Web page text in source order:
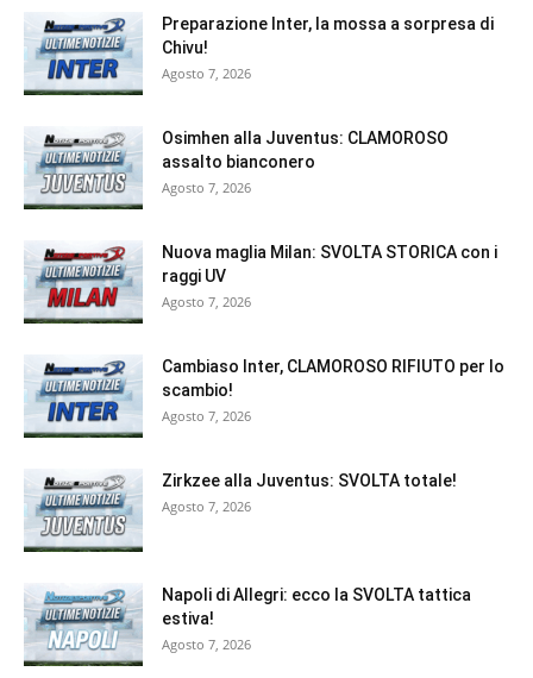
Preparazione Inter, la mossa a sorpresa di
Chivu!
Agosto 7, 2026
Osimhen alla Juventus: CLAMOROSO
assalto bianconero
Agosto 7, 2026
Nuova maglia Milan: SVOLTA STORICA con i
raggi UV
Agosto 7, 2026
Cambiaso Inter, CLAMOROSO RIFIUTO per lo
scambio!
Agosto 7, 2026
Zirkzee alla Juventus: SVOLTA totale!
Agosto 7, 2026
Napoli di Allegri: ecco la SVOLTA tattica
estiva!
Agosto 7, 2026